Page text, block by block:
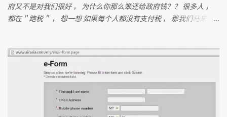
府又不是对我们很好 ， 为什么你那么笨还给政府钱？？ 很多人 ，
都在＂跑税＂ ， 想一想 如果每个人都没有支付税 ， 那我们马来西